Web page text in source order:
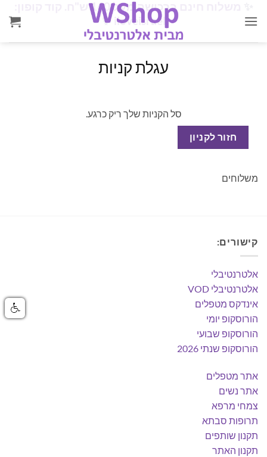
משלוח חינם ברכישה מעל 160 ש"ח. קוד קופון:
iloveisrael
✨
עגלת קניות
סל הקניות שלך ריק כרגע.
חזור לקניון
משלוחים
קישורים:
אלטרנטיבלי
אלטרנטיבלי VOD
אינדקס מטפלים
הורוסקופ יומי
הורוסקופ שבועי
הורוסקופ שנתי 2026
אתר מטפלים
אתר נשים
צמחי מרפא
תרופות סבתא
תקנון שותפים
תקנון האתר